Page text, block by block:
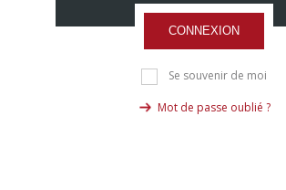
CONNEXION
Se souvenir de moi
Mot de passe oublié ?